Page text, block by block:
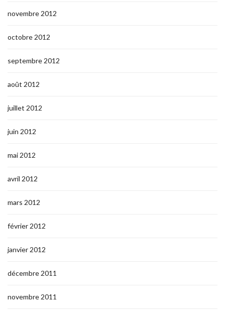
novembre 2012
octobre 2012
septembre 2012
août 2012
juillet 2012
juin 2012
mai 2012
avril 2012
mars 2012
février 2012
janvier 2012
décembre 2011
novembre 2011